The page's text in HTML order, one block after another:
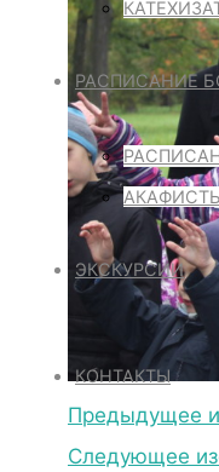
РАСПИСАНИЕ
ЭКСКУРСИИ
КОНТАКТЫ
Предыдущее
Следующее